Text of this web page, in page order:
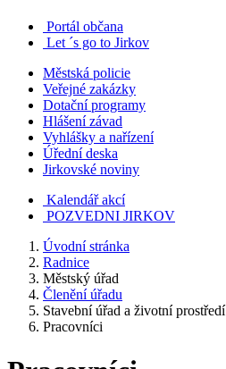
Portál občana
Let ´s go to Jirkov
Městská policie
Veřejné zakázky
Dotační programy
Hlášení závad
Vyhlášky a nařízení
Úřední deska
Jirkovské noviny
Kalendář akcí
POZVEDNI JIRKOV
Úvodní stránka
Radnice
Městský úřad
Členění úřadu
Stavební úřad a životní prostředí
Pracovníci